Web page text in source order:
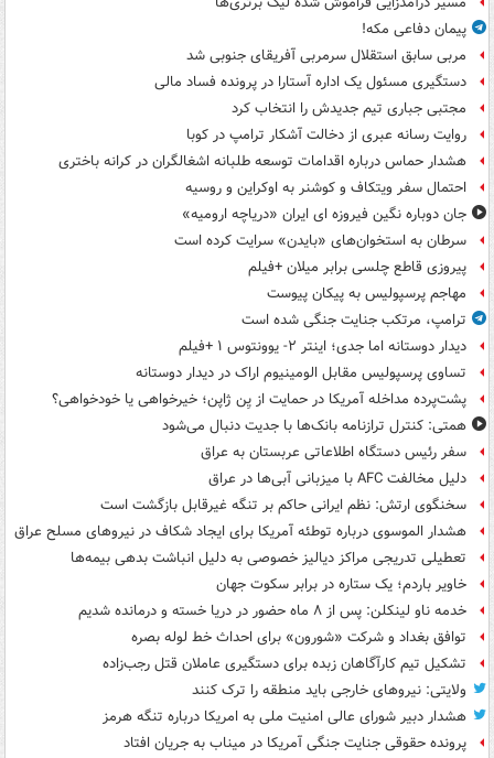
پیمان دفاعی مکه!
مربی سابق استقلال سرمربی آفریقای جنوبی شد
دستگیری مسئول یک اداره آستارا در پرونده فساد مالی
مجتبی جباری تیم جدیدش را انتخاب کرد
روایت رسانه عبری از دخالت آشکار ترامپ در کوبا
هشدار حماس درباره اقدامات توسعه طلبانه اشغالگران در کرانه باختری
احتمال سفر ویتکاف و کوشنر به اوکراین و روسیه
جان دوباره نگین فیروزه ای ایران «دریاچه ارومیه»
سرطان به استخوان‌های «بایدن» سرایت کرده است
پیروزی قاطع چلسی برابر میلان +فیلم
مهاجم پرسپولیس به پیکان پیوست
ترامپ، مرتکب جنایت جنگی شده است
دیدار دوستانه اما جدی؛ اینتر ۲- یوونتوس ۱ +فیلم
تساوی پرسپولیس مقابل الومینیوم اراک در دیدار دوستانه
پشت‌پرده مداخله آمریکا در حمایت از یِن ژاپن؛ خیرخواهی یا خودخواهی؟
همتی: کنترل ترازنامه بانک‌ها با جدیت دنبال می‌شود
سفر رئیس دستگاه اطلاعاتی عربستان به عراق
دلیل مخالفت AFC با میزبانی آبی‌ها در عراق
سخنگوی ارتش: نظم ایرانی حاکم بر تنگه غیرقابل بازگشت است
هشدار الموسوی درباره توطئه آمریکا برای ایجاد شکاف در نیروهای مسلح عراق
تعطیلی تدریجی مراکز دیالیز خصوصی به دلیل انباشت بدهی بیمه‌ها
خاویر باردم؛ یک ستاره در برابر سکوت جهان
خدمه ناو لینکلن: پس از ۸ ماه حضور در دریا خسته و درمانده‌ شدیم
توافق بغداد و شرکت «شورون» برای احداث خط لوله بصره
تشکیل تیم کارآگاهان زبده برای دستگیری عاملان قتل رجب‌زاده
ولایتی: نیروهای خارجی باید منطقه را ترک کنند
هشدار دبیر شورای عالی امنیت ملی به امریکا درباره تنگه هرمز
پرونده حقوقی جنایت جنگی آمریکا در میناب به جریان افتاد